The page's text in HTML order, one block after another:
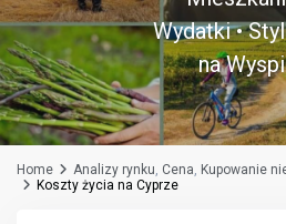
Wydatki •
na
Home Analizy rynku, Cena, Kupowanie
Koszty życia na Cyprze